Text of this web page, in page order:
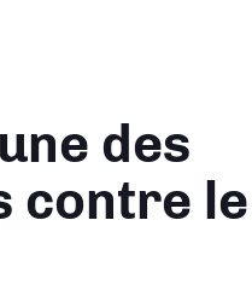
des
contre le